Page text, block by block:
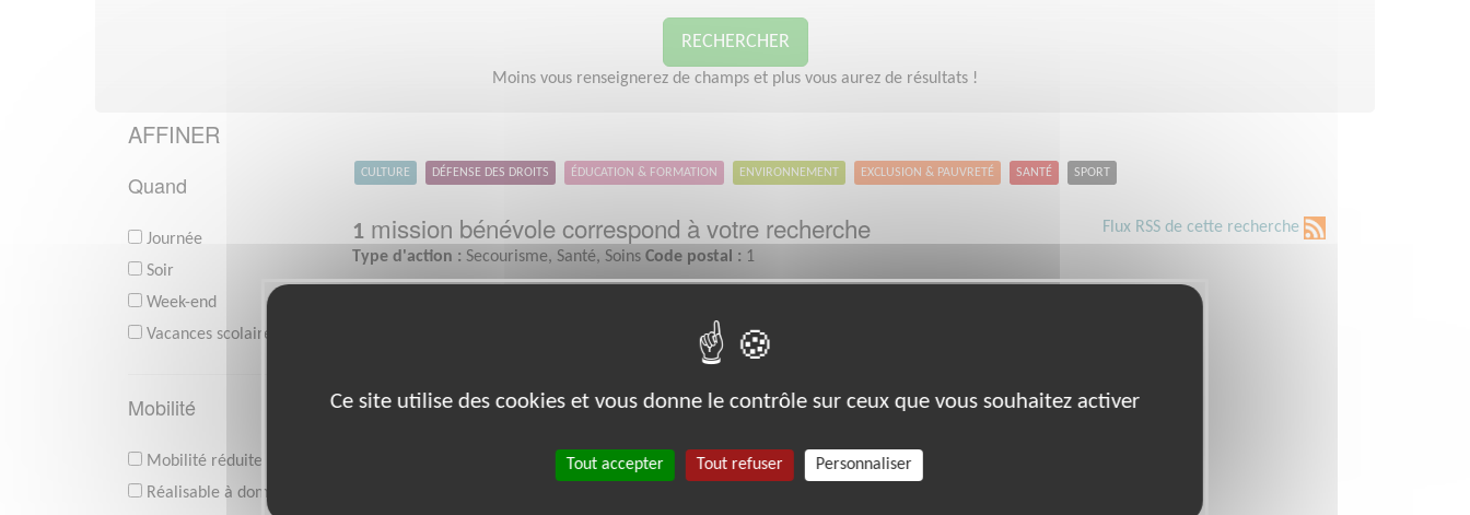
RECHERCHER
Moins vous renseignerez de champs et plus vous aurez de résultats !
AFFINER
Quand
Journée
Soir
Week-end
Vacances scolaires
Mobilité
Mobilité réduite
Réalisable à domicile
CULTURE DÉFENSE DES DROITS ÉDUCATION & FORMATION ENVIRONNEMENT EXCLUSION & PAUVRETÉ SANTÉ SPORT
Flux RSS de cette recherche
1 mission bénévole correspond à votre recherche
Type d'action : Secourisme, Santé, Soins Code postal : 1
Ce site utilise des cookies et vous donne le contrôle sur ceux que vous souhaitez activer
Tout accepter Tout refuser Personnaliser